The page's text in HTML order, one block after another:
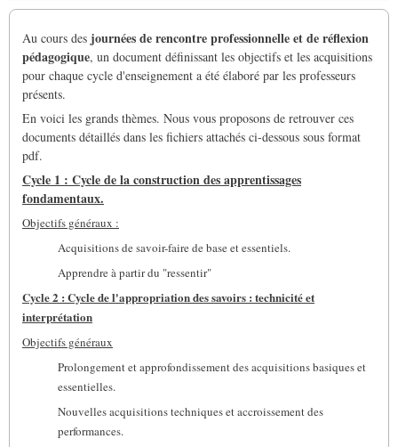
Au cours des journées de rencontre professionnelle et de réflexion
pédagogique, un document définissant les objectifs et les acquisitions
pour chaque cycle d'enseignement a été élaboré par les professeurs
présents.
En voici les grands thèmes. Nous vous proposons de retrouver ces
documents détaillés dans les fichiers attachés ci-dessous sous format
pdf.
Cycle 1 : Cycle de la construction des apprentissages
fondamentaux.
Objectifs généraux :
Acquisitions de savoir-faire de base et essentiels.
Apprendre à partir du "ressentir"
Cycle 2 : Cycle de l'appropriation des savoirs : technicité et
interprétation
Objectifs généraux
Prolongement et approfondissement des acquisitions basiques et
essentielles.
Nouvelles acquisitions techniques et accroissement des
performances.